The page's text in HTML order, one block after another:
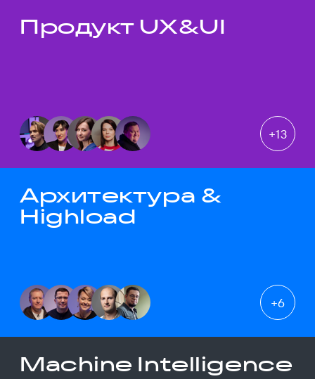
Темы докладов
Продукт UX&UI
+13
Архитектура &
Highload
+6
Machine Intelligence